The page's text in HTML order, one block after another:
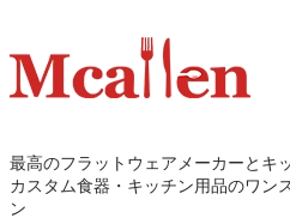
最高のフラットウェアメーカーとキ
カスタム食器・キッチン用品のワン
ン